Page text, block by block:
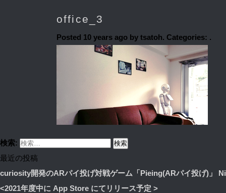
office_3
Posted 10 years ago by tsatoh. Categories: .
検索:
最近の投稿
curiosity開発のARパイ投げ対戦ゲーム「Pieing(ARパイ投げ)」
<2021年度中に App Store にてリリース予定 >